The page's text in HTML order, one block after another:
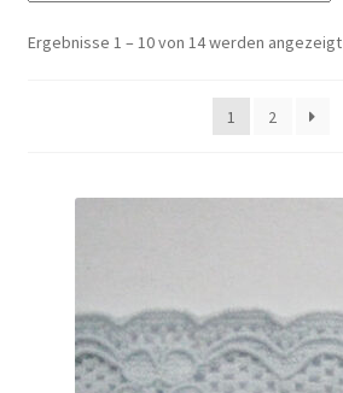
Ergebnisse 1 – 10 von 14 werden angezeigt
1 2